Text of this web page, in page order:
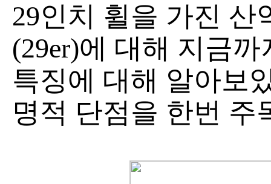
29인치 휠을 가진
(29er)에 대해 지금
특징에 대해 알아보
명적 단점을 한번 주